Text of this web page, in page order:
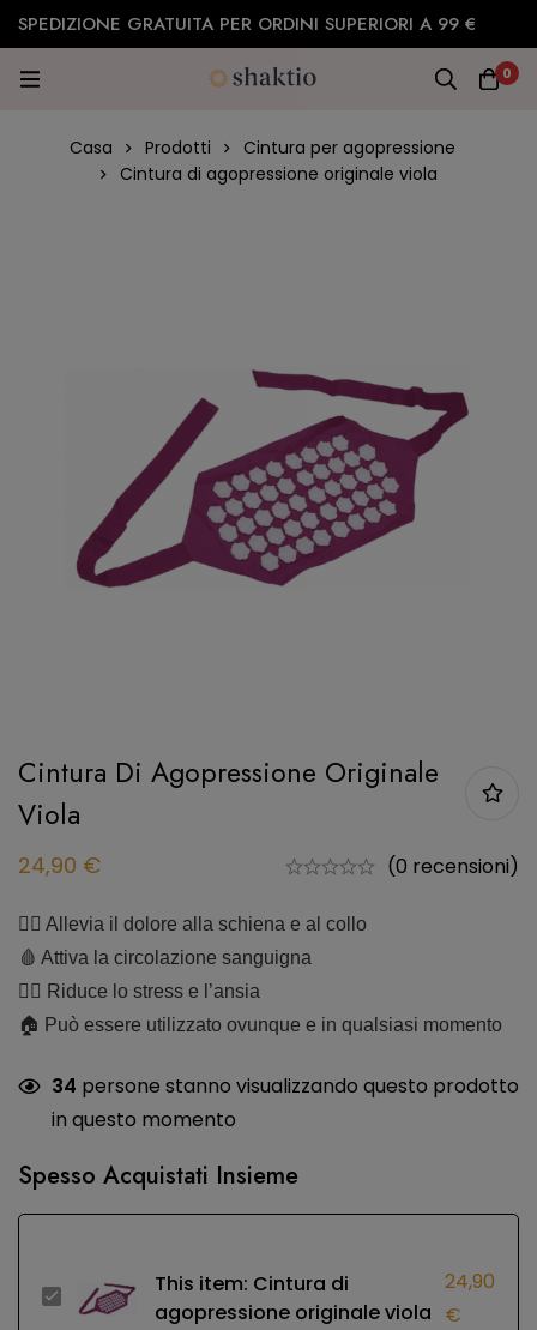
SPEDIZIONE GRATUITA PER ORDINI SUPERIORI A 99 €
0
Casa Prodotti
Cintura per agopressione
Cintura di agopressione originale viola
Cintura Di Agopressione Originale
Viola
24,90 € (0 recensioni)
💆‍♂️ Allevia il dolore alla schiena e al collo
🩸 Attiva la circolazione sanguigna
🧘‍♀️ Riduce lo stress e l’ansia
🏠 Può essere utilizzato ovunque e in qualsiasi momento
34 persone stanno visualizzando questo prodotto
in questo momento
Spesso Acquistati Insieme
Cintura
This item: Cintura di
agopressione originale viola
24,90
€